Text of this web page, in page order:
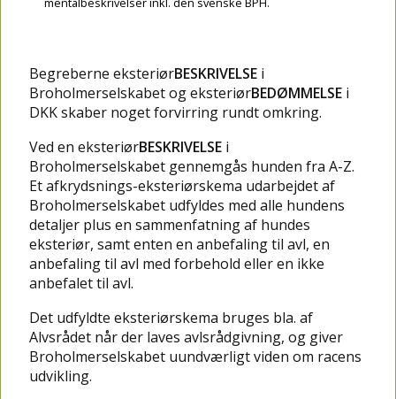
Begreberne eksteriørBESKRIVELSE i
Broholmerselskabet og eksteriørBEDØMMELSE i
DKK skaber noget forvirring rundt omkring.
Ved en eksteriørBESKRIVELSE i
Broholmerselskabet gennemgås hunden fra A-Z.
Et afkrydsnings-eksteriørskema udarbejdet af
Broholmerselskabet udfyldes med alle hundens
detaljer plus en sammenfatning af hundes
eksteriør, samt enten en anbefaling til avl, en
anbefaling til avl med forbehold eller en ikke
anbefalet til avl.
Det udfyldte eksteriørskema bruges bla. af
Alvsrådet når der laves avlsrådgivning, og giver
Broholmerselskabet uundværligt viden om racens
udvikling.